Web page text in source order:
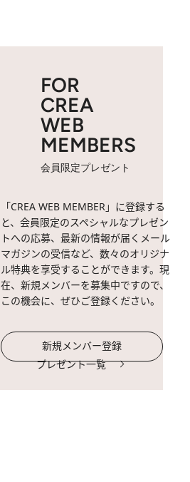
FOR
CREA
WEB
MEMBERS
会員限定プレゼント
「CREA WEB MEMBER」に登録する
と、会員限定のスペシャルなプレゼン
トへの応募、最新の情報が届くメール
マガジンの受信など、数々のオリジナ
ル特典を享受することができます。現
在、新規メンバーを募集中ですので、
この機会に、ぜひご登録ください。
新規メンバー登録
プレゼント一覧